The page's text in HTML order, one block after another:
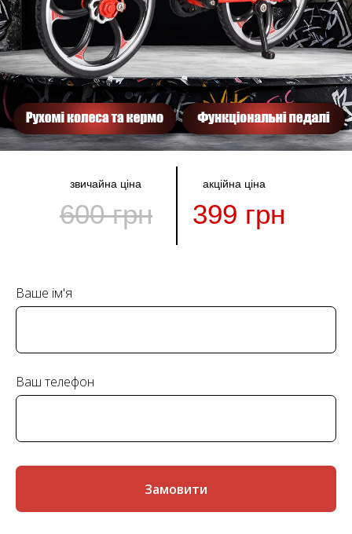
звичайна ціна
600 грн 399 грн
акційна ціна
Ваше ім'я
Ваш телефон
Замовити